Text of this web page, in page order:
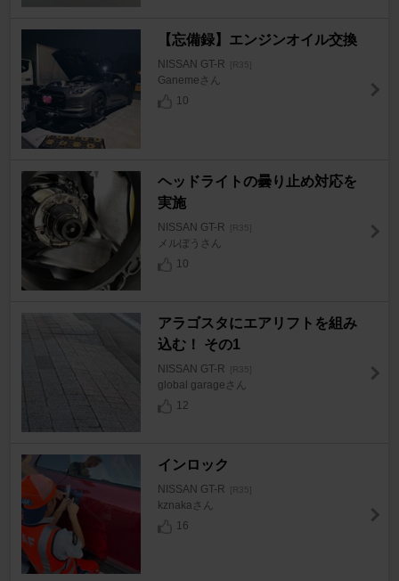
【忘備録】エンジンオイル交換
NISSAN GT-R [R35]
Ganemeさん
10
ヘッドライトの曇り止め対応を
実施
NISSAN GT-R [R35]
メルぼうさん
10
アラゴスタにエアリフトを組み
込む！ その1
NISSAN GT-R [R35]
global garageさん
12
インロック
NISSAN GT-R [R35]
kznakaさん
16